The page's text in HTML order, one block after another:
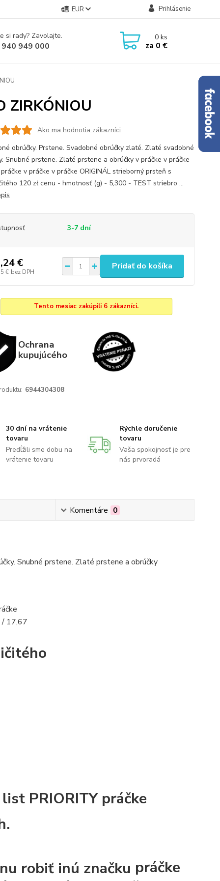
EUR Prihlásenie
si rady? Zavolajte.
949 000
0ks
za 0 €
ZIRKÓNIOU
Ako ma hodnotia zákazníci
obrúčky. Prstene. Svadobné obrúčky zlaté. Zlaté svadobné
Snubné prstene. Zlaté prstene a obrúčky v práčke v práčke
v práčke v práčke ORIGINÁL strieborný prsteň s
120 zł cenu - hmotnosť (g) - 5,300 - TEST striebro ...
3-7 dní
€
€ bez DPH
Pridať do košíka
Tento mesiac zakúpili 6 zákazníci.
Ochrana
kupujúcého
6944304308
30 dní na vrátenie
tovaru
Predĺžili sme dobu na
vrátenie tovaru
Rýchle doručenie
tovaru
Vaša spokojnosť je pre
nás prvoradá
Komentáre 0
Snubné prstene. Zlaté prstene a obrúčky
PRIORITY práčke
práčke